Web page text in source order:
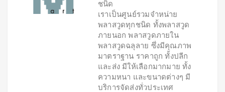
ชนิด
เราเป็นศูนย์รวมจำหน่าย
พลาสวูดทุกชนิด ทั้งพลาสวูด
ภายนอก พลาสวูดภายใน
พลาสวูดฉลุลาย ซึ่งมีคุณภาพ
มาตราฐาน ราคาถูก ทั้งปลีก
และส่ง มีให้เลือกมากมาย ทั้ง
ความหนา และขนาดต่างๆ มี
บริการจัดส่งทั่วประเทศ